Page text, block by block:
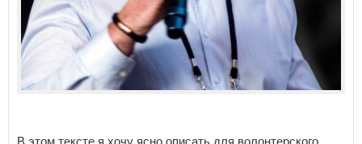
В этом тексте я хочу ясно описать для волонтерского